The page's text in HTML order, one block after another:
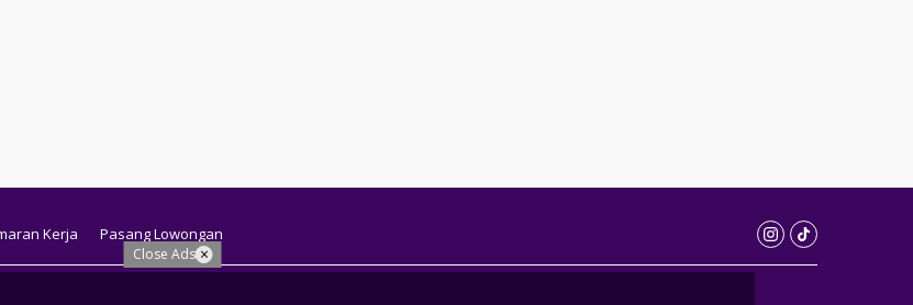
Kerja Pasang Lowongan
Close Ads